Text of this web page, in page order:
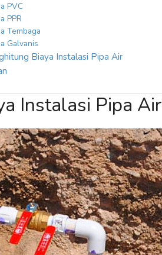
PVC
PPR
Tembaga
Galvanis
Biaya Instalasi Pipa Air
Instalasi Pipa Air